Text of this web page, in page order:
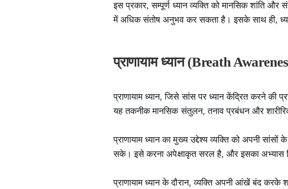
इस प्रकार, सम्पूर्ण ध्यान व्यक्ति को मानसिक शांति
में अधिक संतोष अनुभव कर सकता है। इसके साथ ही,
प्राणायाम ध्यान (Breath
प्राणायाम ध्यान, जिसे सांस पर ध्यान केंद्रित करने की
यह तकनीक मानसिक संतुलन, तनाव प्रबंधन और
प्राणायाम ध्यान का मुख्य उद्देश्य व्यक्ति को अपनी
सके। इसे करना अपेक्षाकृत सरल है, और इसका अभ्यास
प्राणायाम ध्यान के दौरान, व्यक्ति अपनी आंखें बंद